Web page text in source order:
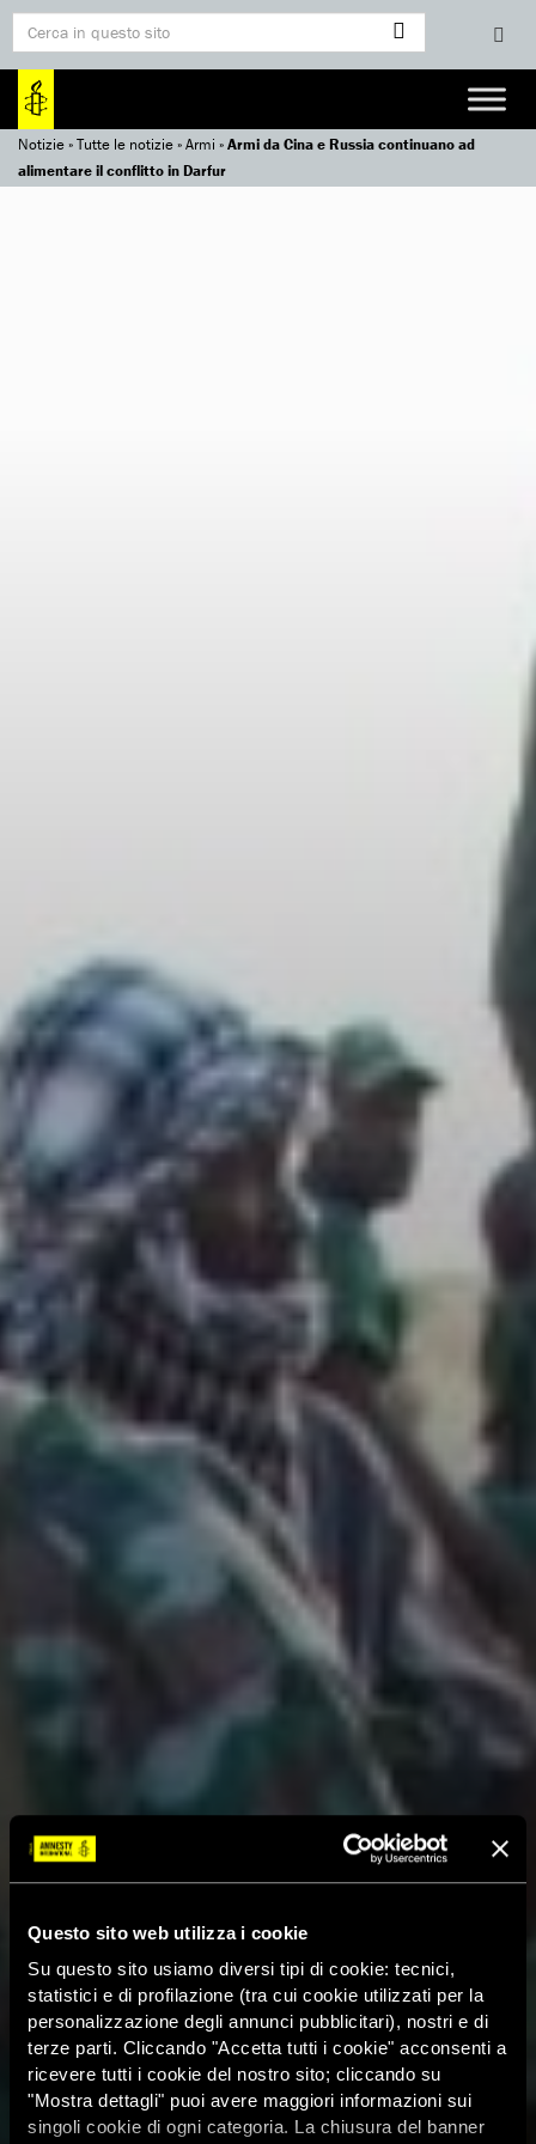
Questo sito web utilizza i cookie
Su questo sito usiamo diversi tipi di cookie: tecnici,
statistici e di profilazione (tra cui cookie utilizzati per la
personalizzazione degli annunci pubblicitari), nostri e di
terze parti. Cliccando "Accetta tutti i cookie" acconsenti a
ricevere tutti i cookie del nostro sito; cliccando su
"Mostra dettagli" puoi avere maggiori informazioni sui
singoli cookie di ogni categoria. La chiusura del banner
Notizie»Tutte le notizie»Armi »Armi da Cina e Russia continuano ad
alimentare il conflitto in Darfur